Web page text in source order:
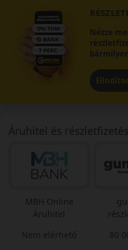
Nézze
Áruhitel és
MBH Online
Áruhitel
Nem elérhető
80